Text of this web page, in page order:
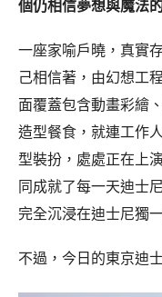
個仍相信夢想與魔法
一座家喻戶曉，真實
己相信著，由幻想工
面覆蓋包含動畫彩繪
造型餐食，就連工作
型裝扮，處處正在上
同成就了每一天迪士
完全沉浸在迪士尼獨
不過，今日的東京迪